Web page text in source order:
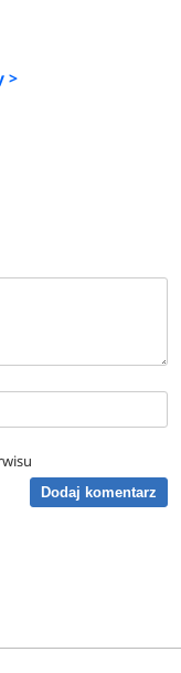
>
Dodaj komentarz